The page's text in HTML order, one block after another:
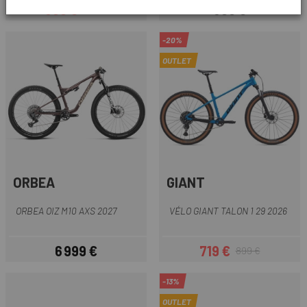
Prix
Prix habituel Prix
ORBEA
ORBEA OIZ M10 AXS 2027
Prix
6 999 €
-20%
OUTLET
GIANT
VÉLO GIANT TALON 1 29 2026
Prix
719 €Prix habituel
899 €
-13%
OUTLET